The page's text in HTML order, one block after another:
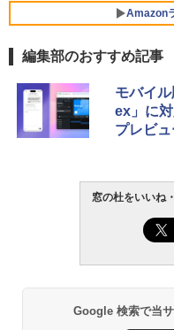
Amazon
生成
￥
1冊
bデ
￥
ない
続バ
書籍
￥
ショ
ブラ
￥
編集部のおすすめ記事
モバイ
ex」に
プレビュ
窓の杜をいいね
Google 検索で当